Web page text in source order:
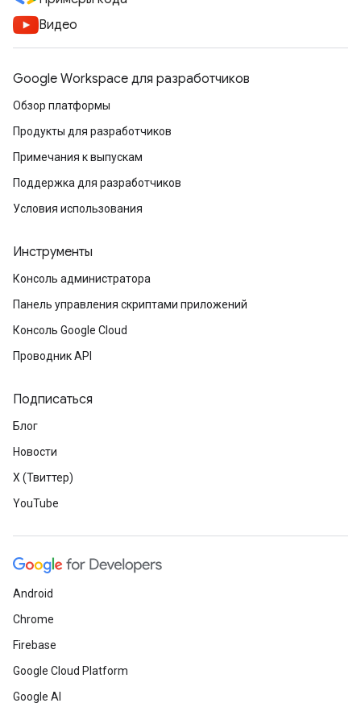
Видео
Google Workspace для разработчиков
Обзор платформы
Продукты для разработчиков
Примечания к выпускам
Поддержка для разработчиков
Условия использования
Инструменты
Консоль администратора
Панель управления скриптами приложений
Консоль Google Cloud
Проводник API
Подписаться
Блог
Новости
X (Твиттер)
YouTube
Android
Chrome
Firebase
Google Cloud Platform
Google AI